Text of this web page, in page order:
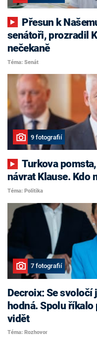
senátoři, prozradil
nečekaně
Téma: Senát
9 fotografií
Turkova pomsta, nekonfliktní Havlíček i
návrat Klause. Kdo
Téma: Politika
7 fotografií
Decroix: Se svoločí
hodná. Spolu
vidět
Téma: Rozhovor